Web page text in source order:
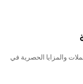
والمزايا الحصرية في